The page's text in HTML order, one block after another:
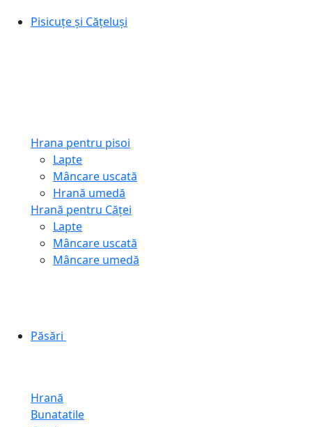
Pisicuțe și Cățeluși
Hrana pentru pisoi
Lapte
Mâncare uscată
Hrană umedă
Hrană pentru Căței
Lapte
Mâncare uscată
Mâncare umedă
Păsări
Hrană
Bunatatile